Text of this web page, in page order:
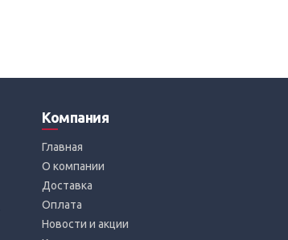
Компания
Главная
О компании
Доставка
Оплата
Новости и акции